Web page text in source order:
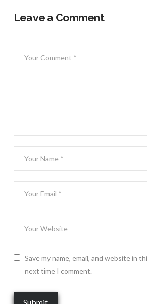
Leave a Comment
Save my name, email, and website in
next time I comment.